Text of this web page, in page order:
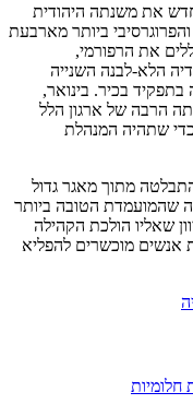
את משנתה היהודית
ביותר מארבעת
את הרפורמי,
הלא-לבנה השנייה
בכיר. בינואר,
הרבה של ארגון הלל
כדי שתהיה המנהלת
מתוך מאגר גדול
שהמועמדת הטובה ביותר
שאליו הולכת הקהילה
אנשים מוכשרים להפליא